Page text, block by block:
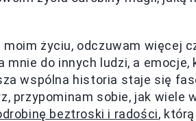
moim życiu, odczuwam więcej
mnie do innych ludzi, a
wspólna historia staje się
przypominam sobie, jak wiele
beztroski i radości,